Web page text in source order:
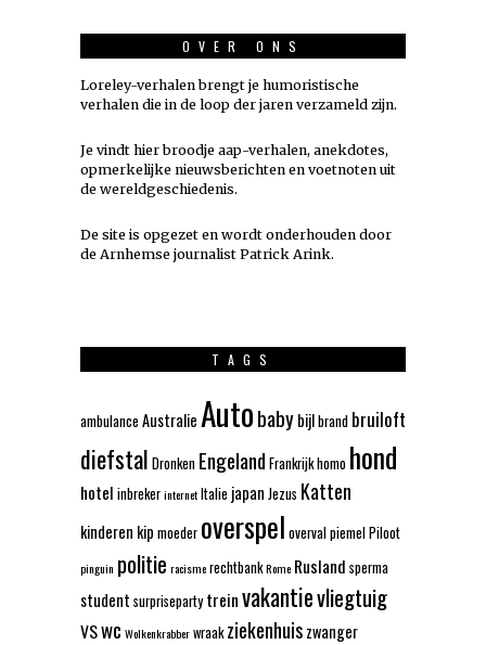
OVER ONS
Loreley-verhalen brengt je humoristische
verhalen die in de loop der jaren verzameld zijn.
Je vindt hier broodje aap-verhalen, anekdotes,
opmerkelijke nieuwsberichten en voetnoten uit
de wereldgeschiedenis.
De site is opgezet en wordt onderhouden door
de Arnhemse journalist Patrick Arink.
TAGS
ambulance AustralieAutobabybijlbrand bruiloft
diefstal Dronken Engeland Frankrijkhomo hond
hotel inbrekerinternetItalie japan Jezus Katten
kinderen kip moeder overspel overvalpiemelPiloot
pinguin politie racismerechtbankRome Rusland sperma
student surpriseparty treinvakantievliegtuig
VSwc Wolkenkrabberwraak ziekenhuiszwanger